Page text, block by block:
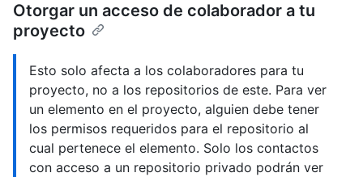
Otorgar un acceso de colaborador a tu
proyecto
Esto solo afecta a los colaboradores para tu
proyecto, no a los repositorios de este. Para ver
un elemento en el proyecto, alguien debe tener
los permisos requeridos para el repositorio al
cual pertenece el elemento. Solo los contactos
con acceso a un repositorio privado podrán ver